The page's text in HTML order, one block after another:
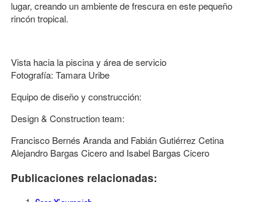
lugar, creando un ambiente de frescura en este pequeño
rincón tropical.
Vista hacia la piscina y área de servicio
Fotografía: Tamara Uribe
Equipo de diseño y construcción:
Design & Construction team:
Francisco Bernés Aranda and Fabián Gutiérrez Cetina
Alejandro Bargas Cicero and Isabel Bargas Cicero
Publicaciones relacionadas: